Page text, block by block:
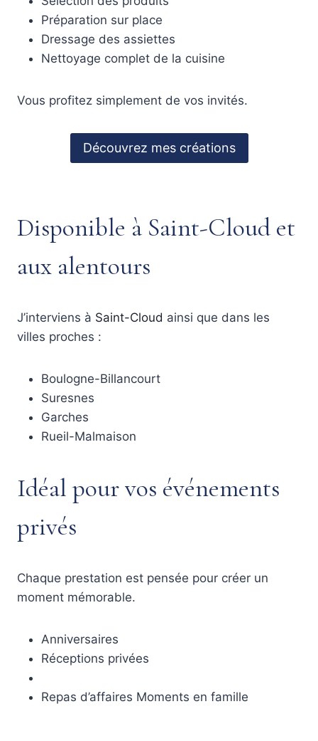
Préparation sur place
Dressage des assiettes
Nettoyage complet de la cuisine
Vous profitez simplement de vos invités.
Découvrez mes créations
Disponible à Saint-Cloud et
aux alentours
J’interviens à Saint-Cloud ainsi que dans les
villes proches :
Boulogne-Billancourt
Suresnes
Garches
Rueil-Malmaison
Idéal pour vos événements
privés
Chaque prestation est pensée pour créer un
moment mémorable.
Anniversaires
Réceptions privées
Repas d’affaires Moments en famille